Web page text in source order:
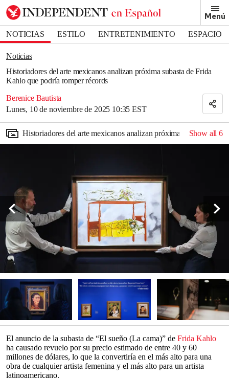
Menú
NOTICIAS ESTILO ENTRETENIMIENTO
ESPACIO
DEPORTES
Noticias
Historiadores del arte mexicanos analizan próxima subasta de Frida
Kahlo que podría romper récords
Berenice Bautista
Lunes, 10 de noviembre de 2025 10:35 EST
Bookmark popover
Removed from bookmarks
Close popover
Historiadores del arte mexicanos analizan próxima subasta de
Show all6
El anuncio de la subasta de “El sueño (La cama)” de Frida Kahlo
ha causado revuelo por su precio estimado de entre 40 y 60
millones de dólares, lo que la convertiría en el más alto para una
obra de cualquier artista femenina y el más alto para un artista
latinoamericano.